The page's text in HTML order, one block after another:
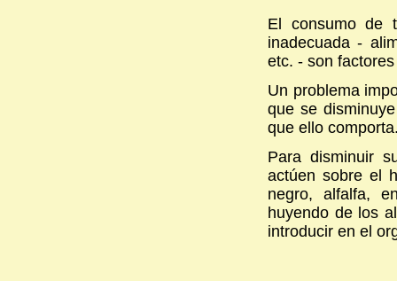
El consumo de
inadecuada -
etc. - son
Un problema
que se
que ello
Para disminuir
actúen sobre el
negro, alfalfa,
huyendo de los
introducir en el